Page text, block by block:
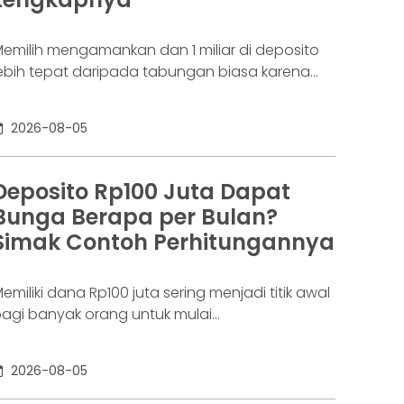
mengamankan dan 1 miliar di deposito
tepat daripada tabungan biasa karena
Jawabannya tergantung pada suku
deposito yang ditawarkan bank, tenor,
pajak bunga deposito yang berlaku.
tinggi bunga depositonya, semakin
pula yang bisa diperoleh. Yuk, simak!
2026-08-05
Rp100 Juta Dapat
Berapa per Bulan?
Contoh Perhitungannya
dana Rp100 juta sering menjadi titik awal
banyak orang untuk mulai
menarik dibanding tabungan biasa, tetapi
2026-08-05